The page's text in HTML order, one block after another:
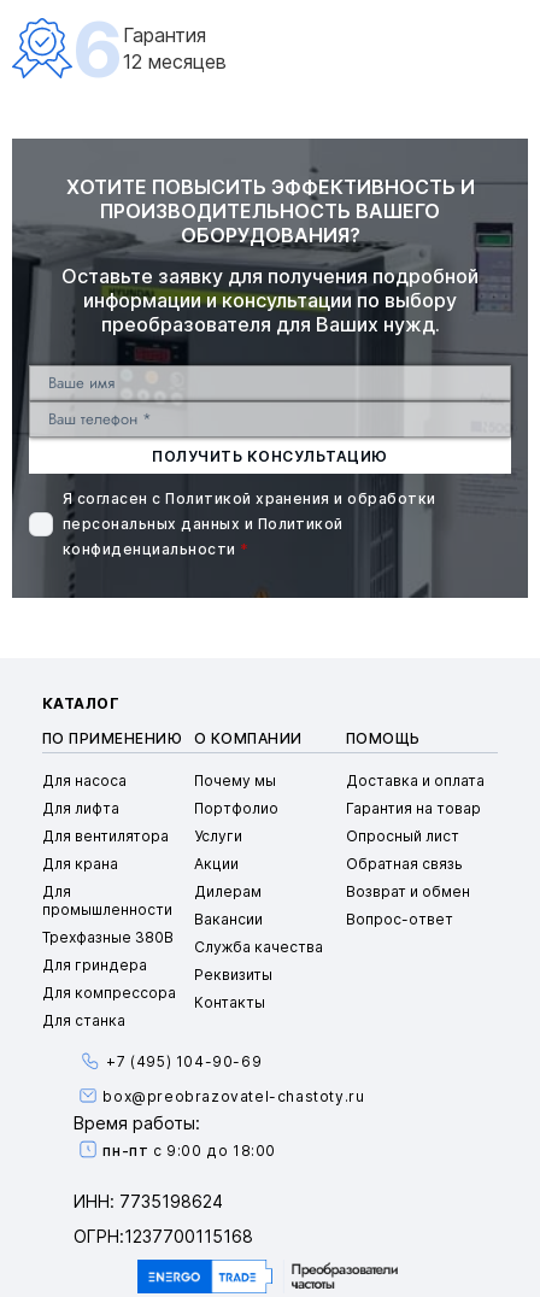
6 Гарантия
12 месяцев
ХОТИТЕ ПОВЫСИТЬ ЭФФЕКТИВНОСТЬ И
ПРОИЗВОДИТЕЛЬНОСТЬ ВАШЕГО
ОБОРУДОВАНИЯ?
Оставьте заявку для получения подробной
информации и консультации по выбору
преобразователя для Ваших нужд.
ПОЛУЧИТЬ КОНСУЛЬТАЦИЮ
Я согласен сПолитикой хранения и обработки
персональных данных и Политикой
конфиденциальности *
КАТАЛОГ
ПО ПРИМЕНЕНИЮ
Для насоса
Для лифта
Для вентилятора
Для крана
Для
промышленности
Трехфазные 380В
Для гриндера
Для компрессора
Для станка
О КОМПАНИИ
Почему мы
Портфолио
Услуги
Акции
Дилерам
Вакансии
Служба качества
Реквизиты
Контакты
ПОМОЩЬ
Доставка и оплата
Гарантия на товар
Опросный лист
Обратная связь
Возврат и обмен
Вопрос-ответ
+7 (495) 104-90-69
box@preobrazovatel-chastoty.ru
Время работы:
пн-пт с 9:00 до 18:00
ИНН: 7735198624
ОГРН:1237700115168